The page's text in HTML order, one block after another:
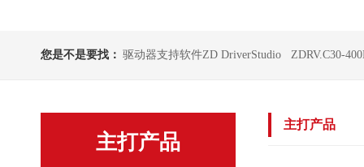
您是不是要找： 驱动器支持软件ZD DriverStudio ZDRV.C30-
主打产品
主打产品